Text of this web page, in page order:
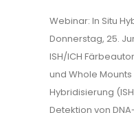
Webinar: In Situ
Donnerstag, 25.
ISH/ICH
und Whole
Hybridisierung
Detektion von